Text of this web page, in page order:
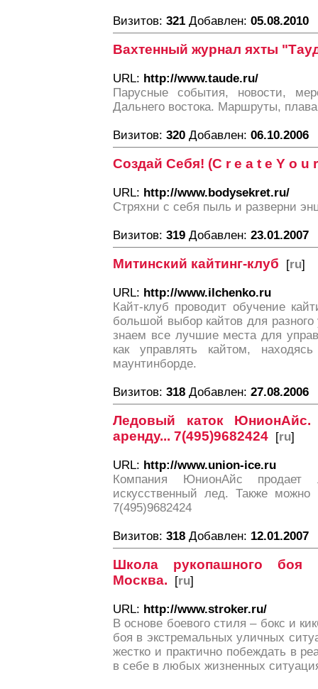
Визитов: 321 Добавлен: 05.08.2010
Вахтенный журнал яхты
URL: http://www.taude.ru/
Парусные события, новости,
Дальнего востока. Маршруты,
Визитов: 320 Добавлен: 06.10.2006
Создай Себя! (C r e a t e Y o u
URL: http://www.bodysekret.ru/
Стряхни с себя пыль и разверни
Визитов: 319 Добавлен: 23.01.2007
Митинский кайтинг-клуб [ru]
URL: http://www.ilchenko.ru
Кайт-клуб проводит обучение
большой выбор кайтов для
знаем все лучшие места для
как управлять кайтом,
маунтинборде.
Визитов: 318 Добавлен: 27.08.2006
Ледовый каток
аренду... 7(495)9682424 [ru]
URL: http://www.union-ice.ru
Компания ЮнионАйс продает
искусственный лед. Также
7(495)9682424
Визитов: 318 Добавлен: 12.01.2007
Школа рукопашного боя
Москва. [ru]
URL: http://www.stroker.ru/
В основе боевого стиля – бокс и
боя в экстремальных уличных
жестко и практично побеждать в
в себе в любых жизненных